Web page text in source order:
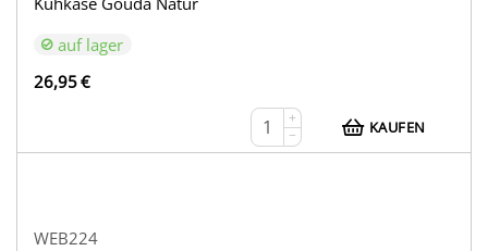
auf lager
26,95€
+
−
KAUFEN
WEB224